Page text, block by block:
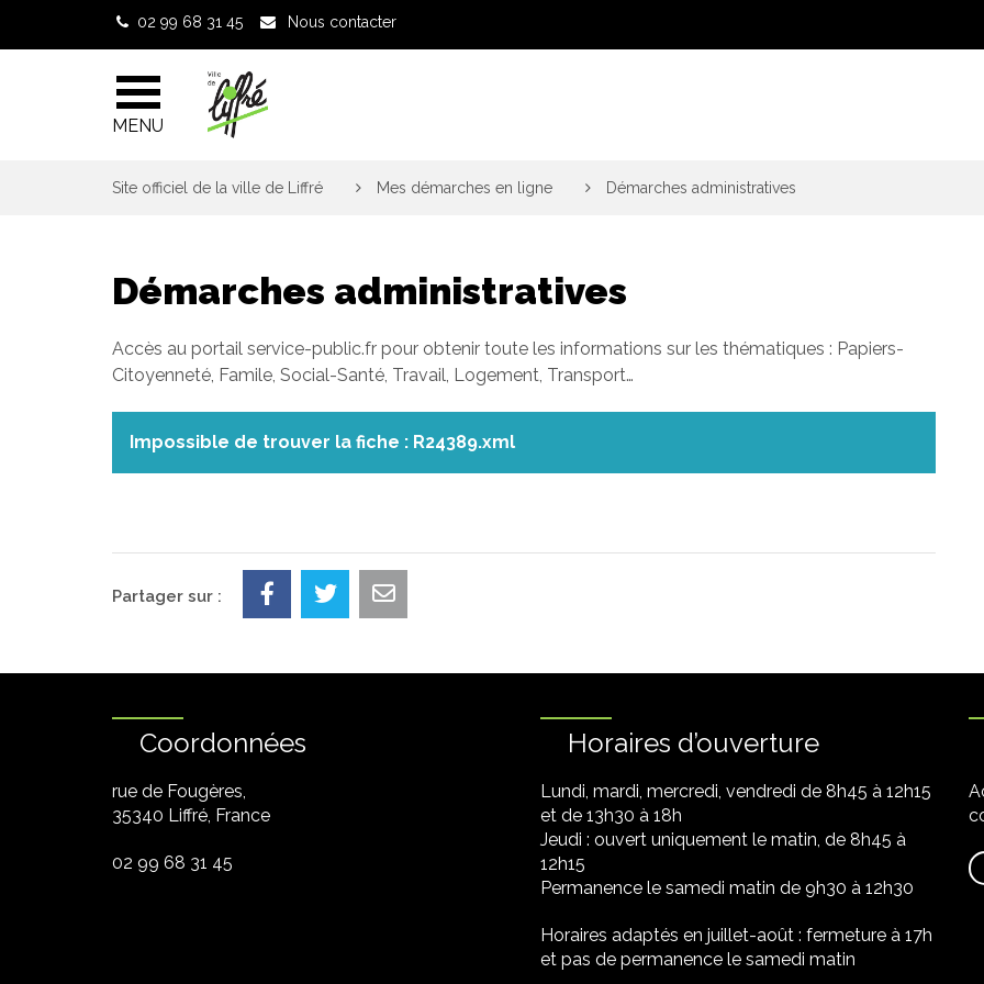
02 99 68 31 45 Nous contacter
MENU
Site officiel de la ville de Liffré Mes démarches en ligne Démarches administratives
Démarches administratives
Accès au portail service-public.fr pour obtenir toute les informations sur les thématiques : Papiers-
Citoyenneté, Famile, Social-Santé, Travail, Logement, Transport…
Impossible de trouver la fiche : R24389.xml
Partager sur :
Coordonnées
rue de Fougères,
35340 Liffré, France
02 99 68 31 45
Horaires d’ouverture
Lundi, mardi, mercredi, vendredi de 8h45 à 12h15
et de 13h30 à 18h
Jeudi : ouvert uniquement le matin, de 8h45 à
12h15
Permanence le samedi matin de 9h30 à 12h30
Horaires adaptés en juillet-août : fermeture à 17h
et pas de permanence le samedi matin